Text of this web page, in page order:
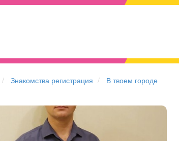
Знакомства регистрация В твоем городе